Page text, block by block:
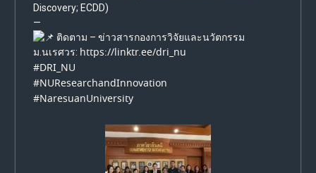
Discovery; ECDD)
—
ติดตาม – ข่าวสารกองการวิจัยและนวัตกรรม
ม.นเรศวร: https://linktr.ee/dri_nu
#DRI_NU
#NUResearchandInnovation
#NaresuanUniversity